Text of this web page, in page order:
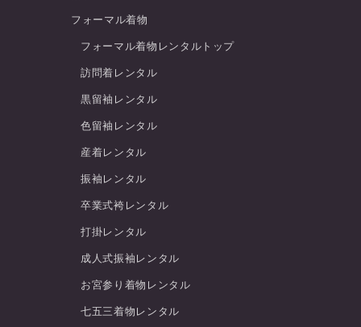
フォーマル着物
フォーマル着物レンタルトップ
訪問着レンタル
黒留袖レンタル
色留袖レンタル
産着レンタル
振袖レンタル
卒業式袴レンタル
打掛レンタル
成人式振袖レンタル
お宮参り着物レンタル
七五三着物レンタル